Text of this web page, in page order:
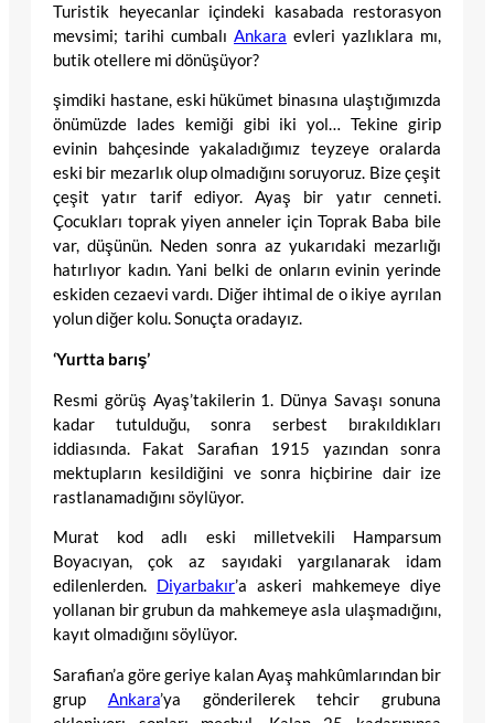
Turistik heyecanlar içindeki kasabada restorasyon
mevsimi; tarihi cumbalı Ankara evleri yazlıklara mı,
butik otellere mi dönüşüyor?
şimdiki hastane, eski hükümet binasına ulaştığımızda
önümüzde lades kemiği gibi iki yol… Tekine girip
evinin bahçesinde yakaladığımız teyzeye oralarda
eski bir mezarlık olup olmadığını soruyoruz. Bize çeşit
çeşit yatır tarif ediyor. Ayaş bir yatır cenneti.
Çocukları toprak yiyen anneler için Toprak Baba bile
var, düşünün. Neden sonra az yukarıdaki mezarlığı
hatırlıyor kadın. Yani belki de onların evinin yerinde
eskiden cezaevi vardı. Diğer ihtimal de o ikiye ayrılan
yolun diğer kolu. Sonuçta oradayız.
‘Yurtta barış’
Resmi görüş Ayaş’takilerin 1. Dünya Savaşı sonuna
kadar tutulduğu, sonra serbest bırakıldıkları
iddiasında. Fakat Sarafian 1915 yazından sonra
mektupların kesildiğini ve sonra hiçbirine dair ize
rastlanamadığını söylüyor.
Murat kod adlı eski milletvekili Hamparsum
Boyacıyan, çok az sayıdaki yargılanarak idam
edilenlerden. Diyarbakır’a askeri mahkemeye diye
yollanan bir grubun da mahkemeye asla ulaşmadığını,
kayıt olmadığını söylüyor.
Sarafian’a göre geriye kalan Ayaş mahkûmlarından bir
grup Ankara’ya gönderilerek tehcir grubuna